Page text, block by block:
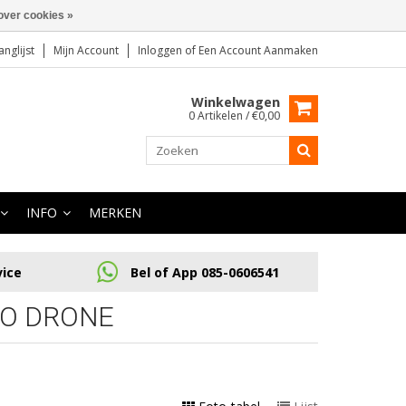
Mijn Account Inloggen of Een Account Aanmaken
Winkelwagen
0 Artikelen / €0,00
INFO MERKEN
Bel of App 085-0606541
DRONE
cookies »